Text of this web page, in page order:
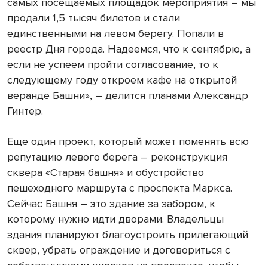
продали 1,5 тысяч билетов и стали
единственными на левом берегу. Попали в
реестр Дня города. Надеемся, что к сентябрю, а
если не успеем пройти согласование, то к
следующему году откроем кафе на открытой
веранде Башни», – делится планами Александр
Гинтер.
Еще один проект, который может поменять всю
репутацию левого берега – реконструкция
сквера «Старая башня» и обустройство
пешеходного маршрута с проспекта Маркса.
Сейчас Башня – это здание за забором, к
которому нужно идти дворами. Владельцы
здания планируют благоустроить прилегающий
сквер, убрать ограждение и договориться с